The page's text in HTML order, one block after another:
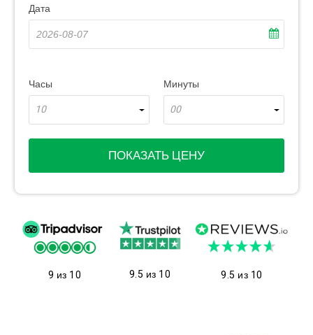
Дата
Часы
10
Минуты
00
ПОКАЗАТЬ ЦЕНУ
9 из 10 9.5 из 10 9.5 из 10